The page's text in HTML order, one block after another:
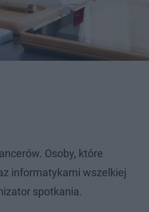
Osoby, które
informatykami wszelkiej
spotkania.